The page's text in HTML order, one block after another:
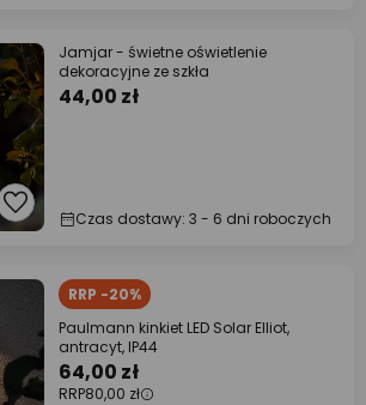
Jamjar - świetne oświetlenie
dekoracyjne ze szkła
44,00 zł
Czas dostawy: 3 - 6 dni roboczych
RRP -20%
Paulmann kinkiet LED Solar Elliot,
antracyt, IP44
64,00 zł
RRP80,00 zł